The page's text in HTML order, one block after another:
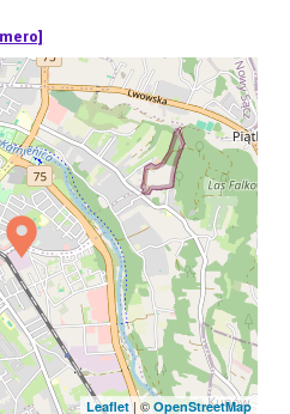
Leaflet| © OpenStreetMap